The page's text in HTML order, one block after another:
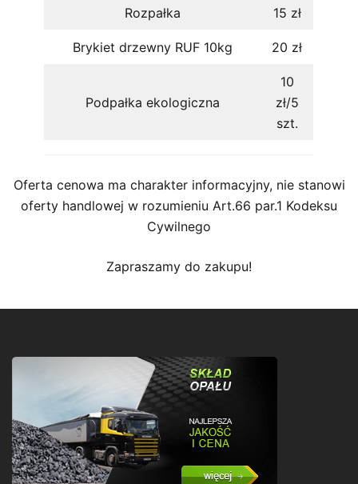
Rozpałka 15 zł
Brykiet drzewny RUF 10kg 20 zł
Podpałka ekologiczna
10
zł/5
szt.
Oferta cenowa ma charakter informacyjny, nie stanowi
oferty handlowej w rozumieniu Art.66 par.1 Kodeksu
Cywilnego
Zapraszamy do zakupu!